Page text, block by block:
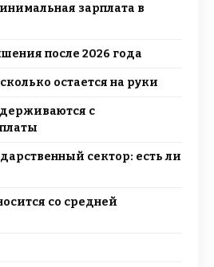
зарплата в
после 2026 года
остается на руки
с
сектор: есть ли
со средней